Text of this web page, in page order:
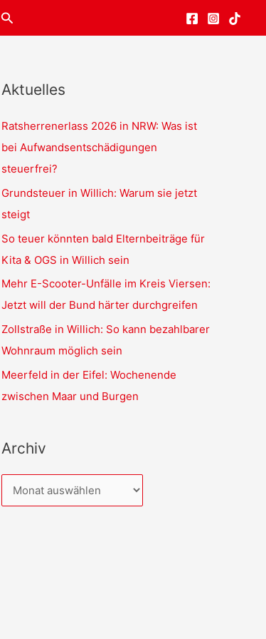
Suchen
Aktuelles
Ratsherrenerlass 2026 in NRW: Was ist
bei Aufwandsentschädigungen
steuerfrei?
Grundsteuer in Willich: Warum sie jetzt
steigt
So teuer könnten bald Elternbeiträge für
Kita & OGS in Willich sein
Mehr E-Scooter-Unfälle im Kreis Viersen:
Jetzt will der Bund härter durchgreifen
Zollstraße in Willich: So kann bezahlbarer
Wohnraum möglich sein
Meerfeld in der Eifel: Wochenende
zwischen Maar und Burgen
Archiv
r